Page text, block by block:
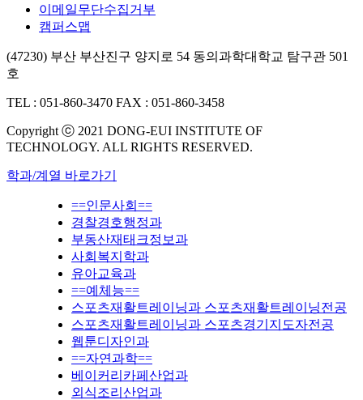
이메일무단수집거부
캠퍼스맵
(47230) 부산 부산진구 양지로 54 동의과학대학교 탐구관 501
호
TEL : 051-860-3470 FAX : 051-860-3458
Copyright ⓒ 2021 DONG-EUI INSTITUTE OF
TECHNOLOGY. ALL RIGHTS RESERVED.
학과/계열 바로가기
==인문사회==
경찰경호행정과
부동산재태크정보과
사회복지학과
유아교육과
==예체능==
스포츠재활트레이닝과 스포츠재활트레이닝전공
스포츠재활트레이닝과 스포츠경기지도자전공
웹툰디자인과
==자연과학==
베이커리카페산업과
외식조리산업과